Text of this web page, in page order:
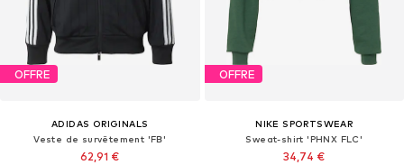
OFFRE
ADIDAS ORIGINALS
Veste de survêtement 'FB'
62,91 €
OFFRE
NIKE SPORTSWEAR
Sweat-shirt 'PHNX FLC'
34,74 €